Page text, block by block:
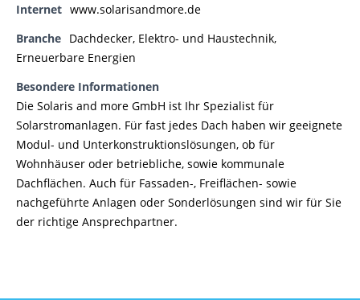
Internet www.solarisandmore.de
Branche Dachdecker, Elektro- und Haustechnik,
Erneuerbare Energien
Besondere Informationen
Die Solaris and more GmbH ist Ihr Spezialist für
Solarstromanlagen. Für fast jedes Dach haben wir geeignete
Modul- und Unterkonstruktionslösungen, ob für
Wohnhäuser oder betriebliche, sowie kommunale
Dachflächen. Auch für Fassaden-, Freiflächen- sowie
nachgeführte Anlagen oder Sonderlösungen sind wir für Sie
der richtige Ansprechpartner.